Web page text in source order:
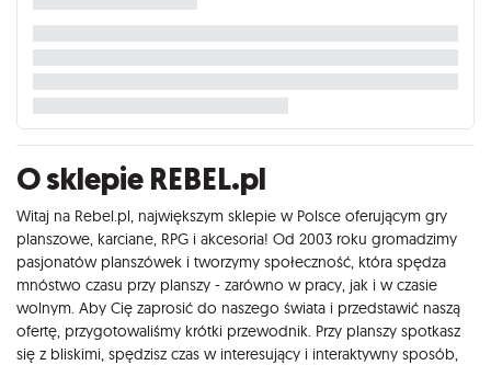
O sklepie REBEL.pl
Witaj na Rebel.pl, największym sklepie w Polsce oferującym gry
planszowe, karciane, RPG i akcesoria! Od 2003 roku gromadzimy
pasjonatów planszówek i tworzymy społeczność, która spędza
mnóstwo czasu przy planszy - zarówno w pracy, jak i w czasie
wolnym. Aby Cię zaprosić do naszego świata i przedstawić naszą
ofertę, przygotowaliśmy krótki przewodnik. Przy planszy spotkasz
się z bliskimi, spędzisz czas w interesujący i interaktywny sposób,